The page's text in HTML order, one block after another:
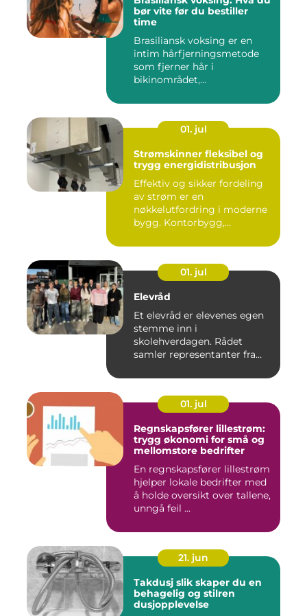
bør vite før du bestiller
time
Brasiliansk voksing er en
intim hårfjerningsmetode
som fjerner hår i
bikinområdet,...
01. jul
Strømskinner fleksibel og
trygg energidistribusjon
Effektiv og sikker fordeling
av strøm er en
nøkkelutfordring i moderne
bygg. Kontorbygg,
01. jul
Elevråd
Et elevråd er elevenes egen
stemme inn i
skolehverdagen. Rådet
samler representanter fra
01. jul
Regnskapsfører lillestrøm:
trygg økonomi for små og
mellomstore bedrifter
En regnskapsfører lillestrøm
hjelper lokale bedrifter med
å holde oversikt over tallene,
unngå feil ...
21. jun
Takdusj slik skaper du en
behagelig og stilren
dusjopplevelse